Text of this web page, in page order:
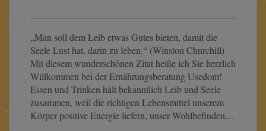
„Man soll dem Leib etwas Gutes bieten, damit die
Seele Lust hat, darin zu leben.“ (Winston Churchill)
Mit diesem wunderschönen Zitat heiße ich Sie herzlich
Willkommen bei der Ernährungsberatung Usedom!
Essen und Trinken hält bekanntlich Leib und Seele
zusammen, weil die richtigen Lebensmittel unserem
Körper positive Energie liefern, unser Wohlbefinden…